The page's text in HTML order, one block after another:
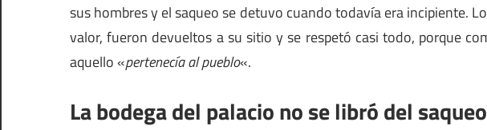
sus hombres y el saqueo se detuvo cuando todavía era incipiente.
valor, fueron devueltos a su sitio y se respetó casi todo, porque
aquello «pertenecía al pueblo«.
La bodega del palacio no se libró del saqueo